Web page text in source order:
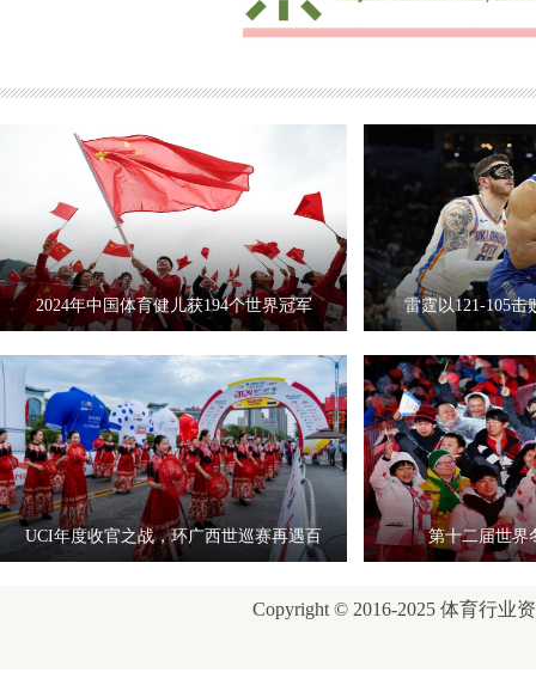
2024年中国体育健儿获194个世界冠军 雷霆以121-105击
UCI年度收官之战，环广西世巡赛再遇百
第十二届世界
Copyright © 2016-2025 体育行业